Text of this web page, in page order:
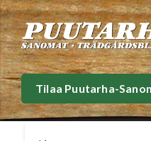
Siirry
sisältöön
Tilaa Puutarha-